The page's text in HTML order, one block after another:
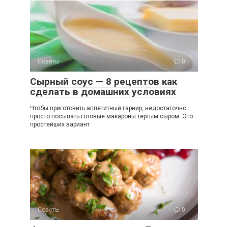
Советы 0
Сырный соус — 8 рецептов как
сделать в домашних условиях
Чтобы приготовить аппетитный гарнир, недостаточно
просто посыпать готовые макароны тертым сыром. Это
простейших вариант
Советы 0